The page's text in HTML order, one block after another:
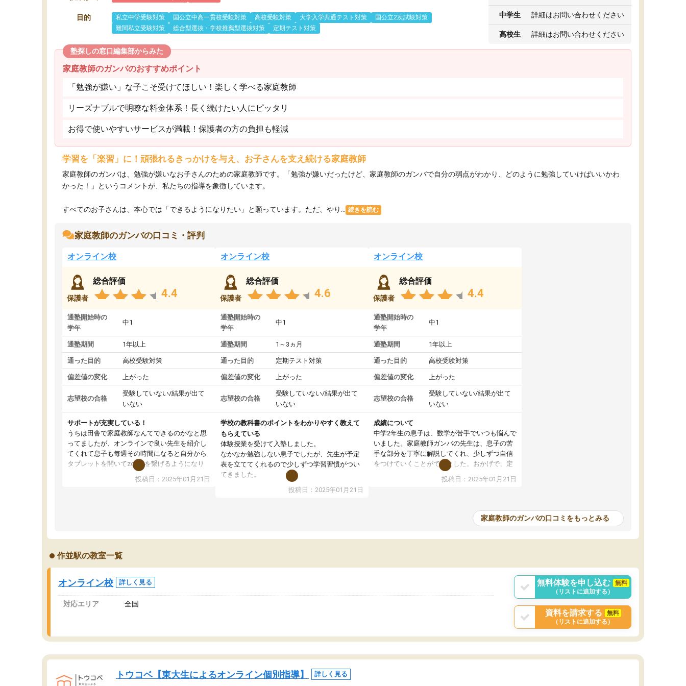
目的 私立中学受験対策 国公立中高一貫校受験対策 高校受験対策 大学入学共通テスト対策
国公立2次試験対策
難関私立受験対策
総合型選抜・学校推薦型選抜対策 定期テスト対策
中学生 詳細はお問い合わせください
高校生 詳細はお問い合わせください
塾探しの窓口編集部からみた
家庭教師のガンバのおすすめポイント
「勉強が嫌い」な子こそ受けてほしい！楽しく学べる家庭教師
リーズナブルで明瞭な料金体系！長く続けたい人にピッタリ
お得で使いやすいサービスが満載！保護者の方の負担も軽減
学習を「楽習」に！頑張れるきっかけを与え、お子さんを支え続ける家庭教師
家庭教師のガンバは、勉強が嫌いなお子さんのための家庭教師です。「勉強が嫌いだったけど、家庭教師のガンバで自分の弱点がわかり、どのように勉強していけばいいかわ
かった！」というコメントが、私たちの指導を象徴しています。
すべてのお子さんは、本心では「できるようになりたい」と願っています。ただ、やり... 続きを読む
家庭教師のガンバの口コミ・評判
オンライン校
保護者
総合評価
4.4
通塾開始時の
学年
中1
通塾期間 1年以上
通った目的 高校受験対策
偏差値の変化 上がった
志望校の合格
受験していない/結果が出て
いない
サポートが充実している！
うちは田舎で家庭教師なんてできるのかなと思
ってましたが、オンラインで良い先生を紹介し
てくれて息子も毎週その時間になると自分から
タブレットを開いてzoomを繋げるようになり
ました！5科目なんでもOKなのもとても気に入
投稿日：2025年01月21日
オンライン校
保護者
総合評価
4.6
通塾開始時の
学年
中1
通塾期間 1～3ヵ月
通った目的 定期テスト対策
偏差値の変化 上がった
志望校の合格
受験していない/結果が出て
いない
学校の教科書のポイントをわかりやすく教えて
もらえている
体験授業を受けて入塾しました。
なかなか勉強しない息子でしたが、先生が予定
表を立ててくれるので少しずつ学習習慣がつい
てきました。
オンラインで週に一度の受講ですが、指導が無
い日も予定表に基づいて勉強したり、LINEでわ
投稿日：2025年01月21日
オンライン校
保護者
総合評価
4.4
通塾開始時の
学年
中1
通塾期間 1年以上
通った目的 高校受験対策
偏差値の変化 上がった
志望校の合格
受験していない/結果が出て
いない
成績について
中学2年生の息子は、数学が苦手でいつも悩んで
いました。家庭教師ガンバの先生は、息子の苦
手な部分を丁寧に解説してくれ、少しずつ自信
をつけていくことができました。おかげで、定
期テストの成績が10点以上アップし、本人もと
投稿日：2025年01月21日
家庭教師のガンバの口コミをもっとみる
作並駅の教室一覧
オンライン校 詳しく見る
対応エリア 全国
無料体験を申し込む
無料
（リストに追加する）
資料を請求する
無料
（リストに追加する）
トウコベ【東大生によるオンライン個別指導】 詳しく見る